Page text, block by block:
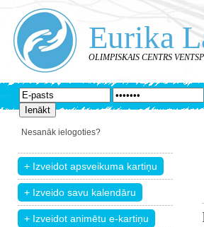
Eurika
OLIMPISKAIS CENTRS
Nesanāk ielogoties?